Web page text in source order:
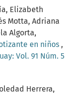
Elizabeth
Motta, Adriana
Algorta,
en niños ,
Vol. 91 Núm. 5
Herrera,